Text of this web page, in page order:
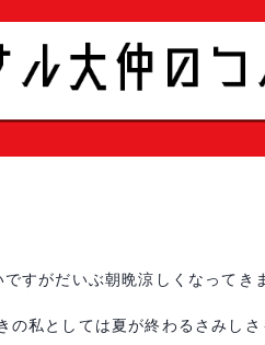
すがだいぶ朝晩涼しくなってき
私としては夏が終わるさみしさ